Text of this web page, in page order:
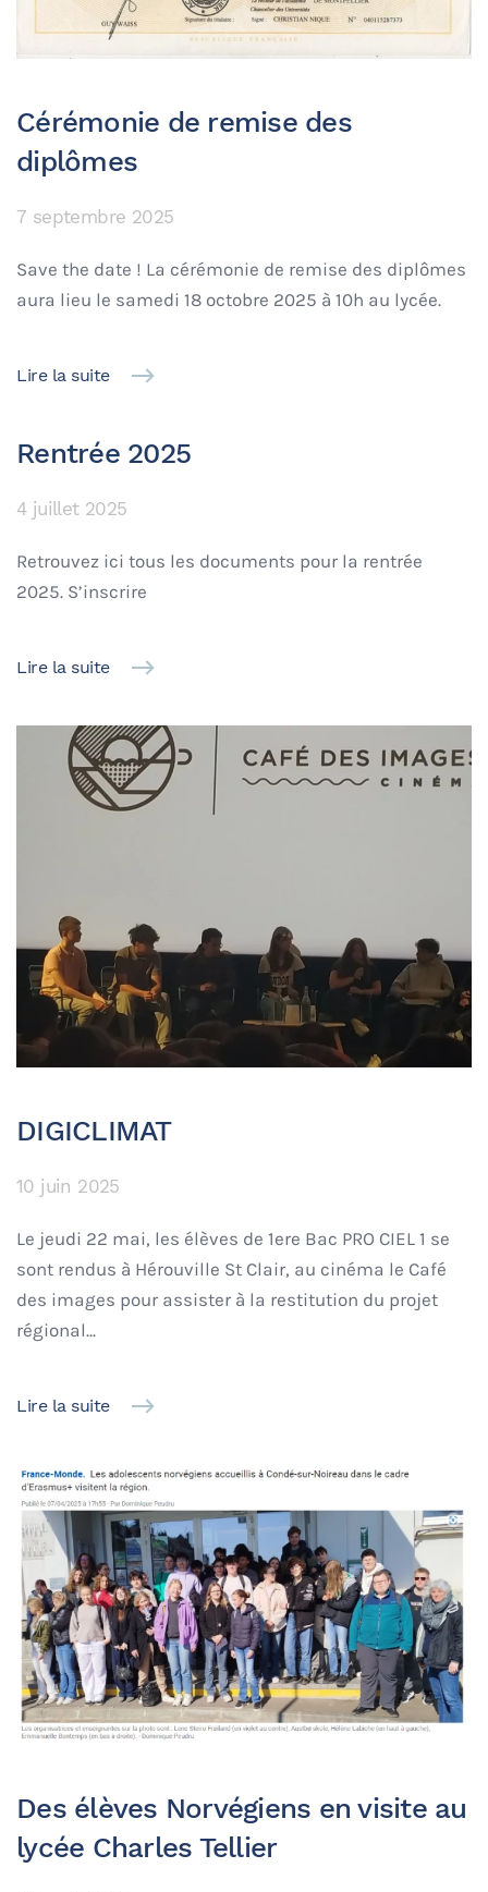
Cérémonie de remise des
diplômes
7 septembre 2025
Save the date ! La cérémonie de remise des diplômes
aura lieu le samedi 18 octobre 2025 à 10h au lycée.
Lire la suite
Rentrée 2025
4 juillet 2025
Retrouvez ici tous les documents pour la rentrée
2025. S’inscrire
Lire la suite
DIGICLIMAT
10 juin 2025
Le jeudi 22 mai, les élèves de 1ere Bac PRO CIEL 1 se
sont rendus à Hérouville St Clair, au cinéma le Café
des images pour assister à la restitution du projet
régional...
Lire la suite
Des élèves Norvégiens en visite au
lycée Charles Tellier